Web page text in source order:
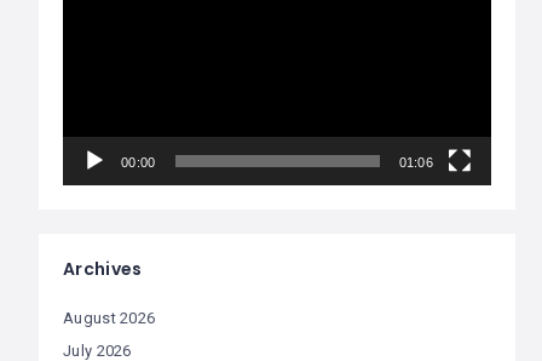
00:00 01:06
Archives
August 2026
July 2026